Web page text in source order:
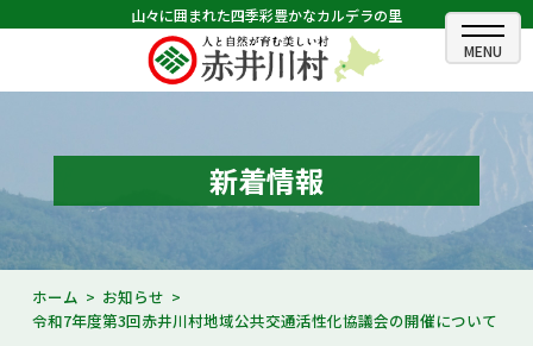
山々に囲まれた四季彩豊かなカルデラの里
ホーム
むらのできごと
むらのプロフィール
くらしの情報
村長室
新着情報
ホーム
お知らせ
令和7年度第3回赤井川村地域公共交通活性化協議会の開催について